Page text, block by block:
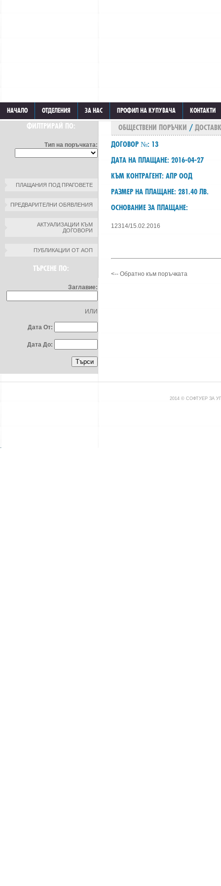
НАЧАЛО ОТДЕЛЕНИЯ ЗА НАС ПРОФИЛ НА КУПУВАЧА КОНТАКТИ
ФИЛТРИРАЙ ПО:
Тип на поръчката:
ПЛАЩАНИЯ ПОД ПРАГОВЕТЕ
ПРЕДВАРИТЕЛНИ ОБЯВЛЕНИЯ
АКТУАЛИЗАЦИИ КЪМ
ДОГОВОРИ
ПУБЛИКАЦИИ ОТ АОП
ТЪРСЕНЕ ПО:
Заглавие:
ИЛИ
Дата От:
Дата До:
ОБЩЕСТВЕНИ ПОРЪЧКИ /
ДОГОВОР №: 13
ДАТА НА ПЛАЩАНЕ: 2016-04-27
КЪМ КОНТРАГЕНТ: АПР ООД
РАЗМЕР НА ПЛАЩАНЕ: 281.40 ЛВ.
ОСНОВАНИЕ ЗА ПЛАЩАНЕ:
12314/15.02.2016
<-- Обратно към поръчката
2014 © СОФТУЕР ЗА